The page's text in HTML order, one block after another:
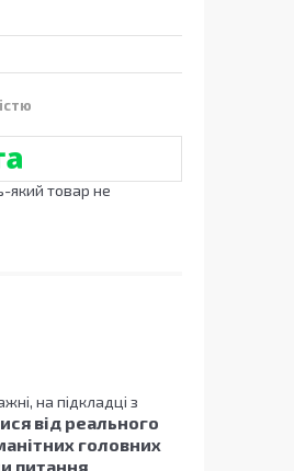
який товар не
на підкладці з
від реального
головних
питання